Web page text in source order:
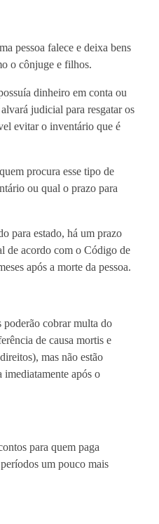
pessoa falece e deixa bens
o cônjuge e filhos.
dinheiro em conta ou
judicial para resgatar os
evitar o inventário que é
procura esse tipo de
ou qual o prazo para
para estado, há um prazo
de acordo com o Código de
após a morte da pessoa.
poderão cobrar multa do
de causa mortis e
mas não estão
imediatamente após o
para quem paga
um pouco mais